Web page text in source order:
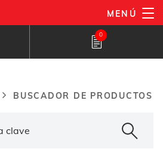
MENÚ
productos
0
BUSCADOR DE PRODUCTOS